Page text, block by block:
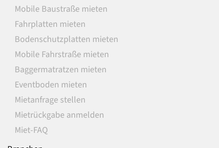
Mobile Baustraße mieten
Fahrplatten mieten
Bodenschutzplatten mieten
Mobile Fahrstraße mieten
Baggermatratzen mieten
Eventboden mieten
Mietanfrage stellen
Mietrückgabe anmelden
Miet-FAQ